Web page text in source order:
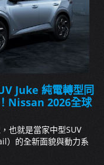
Juke 純電轉型同
Nissan 2026全球
也就是當家中型SUV
）的全新面貌與動力系